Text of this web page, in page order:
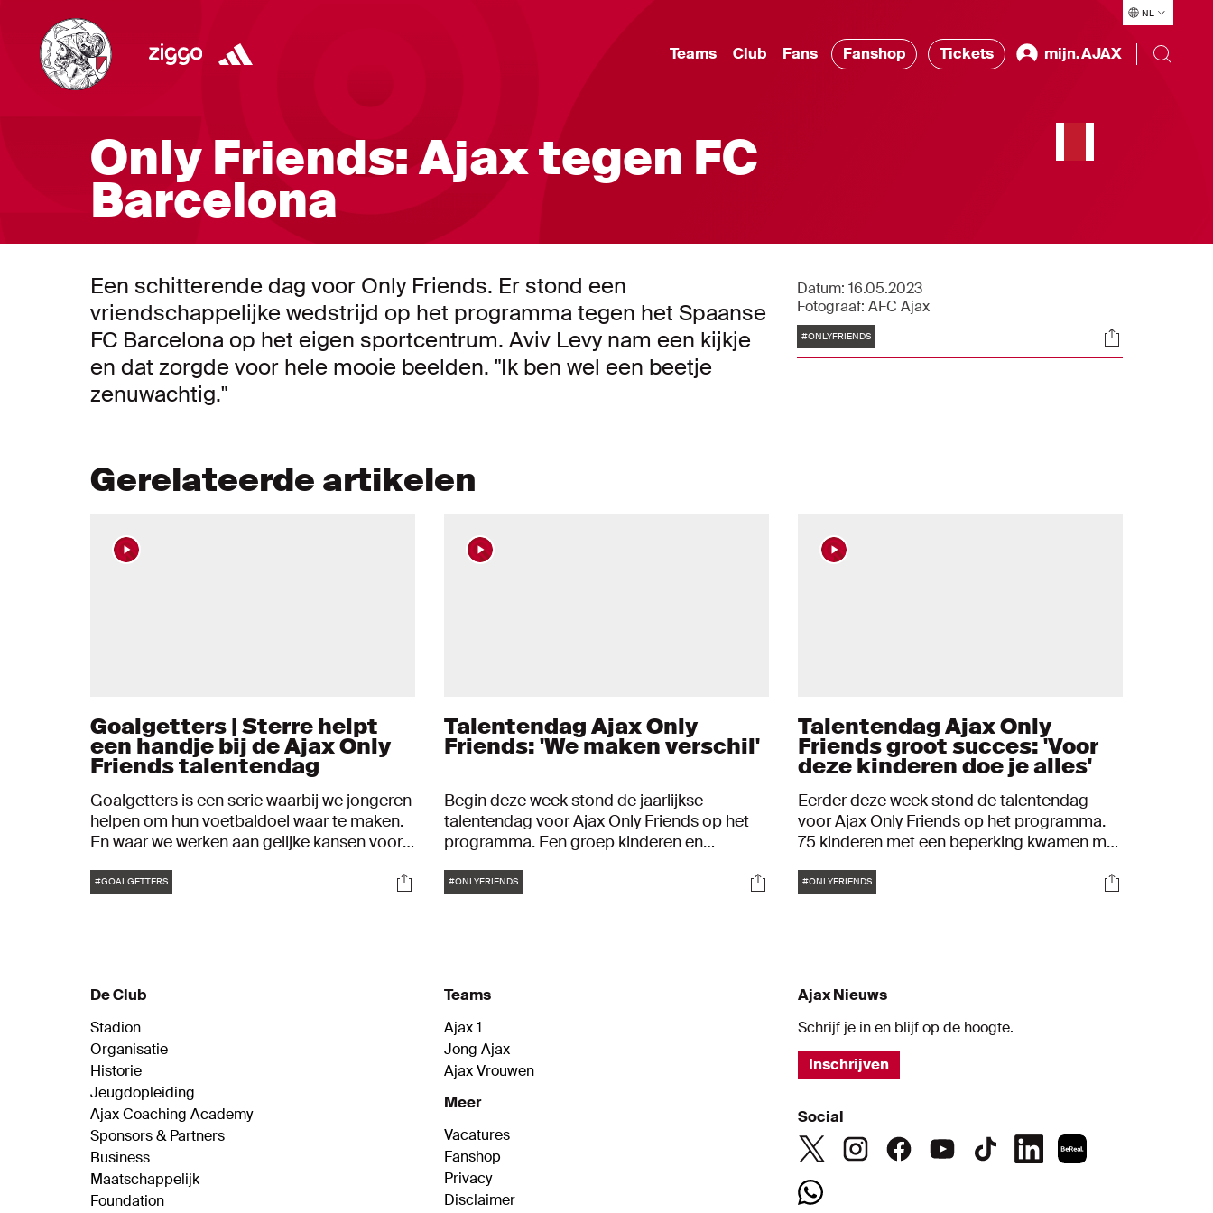
NL
Teams Club Fans Fanshop Tickets mijn.AJAX
Only Friends: Ajax tegen FC
Barcelona
Een schitterende dag voor Only Friends. Er stond een
vriendschappelijke wedstrijd op het programma tegen het Spaanse
FC Barcelona op het eigen sportcentrum. Aviv Levy nam een kijkje
en dat zorgde voor hele mooie beelden. "Ik ben wel een beetje
zenuwachtig."
Datum: 16.05.2023
Fotograaf: AFC Ajax
Tags
#ONLYFRIENDS Socials
Gerelateerde artikelen
Goalgetters | Sterre helpt
een handje bij de Ajax Only
Friends talentendag
Goalgetters is een serie waarbij we jongeren
helpen om hun voetbaldoel waar te maken.
En waar we werken aan gelijke kansen voor
door ABN AMRO in samenwerking met de
Ajax Vrouwen. In deze aflevering wil de
heeft daar veel plezier in en dat vind ik leuk
Tags
#GOALGETTERS Socials
Talentendag Ajax Only
Friends: 'We maken verschil'
Begin deze week stond de jaarlijkse
talentendag voor Ajax Only Friends op het
programma. Een groep kinderen en
langs op sportcomplex de Toekomst om
hun skills te showen aan onder meer John
Tags
#ONLYFRIENDS Socials
Talentendag Ajax Only
Friends groot succes: 'Voor
deze kinderen doe je alles'
Eerder deze week stond de talentendag
voor Ajax Only Friends op het programma.
75 kinderen met een beperking kwamen met
talent te laten zien. Onder toeziend oog van
Remko Pasveer, Edwin van der Sar, Heini
Tags
#ONLYFRIENDS Socials
De Club
Stadion
Organisatie
Historie
Jeugdopleiding
Ajax Coaching Academy
Sponsors & Partners
Business
Maatschappelijk
Foundation
Teams
Ajax 1
Jong Ajax
Ajax Vrouwen
Meer
Vacatures
Fanshop
Privacy
Disclaimer
Ajax Nieuws
Schrijf je in en blijf op de hoogte.
Inschrijven
Social